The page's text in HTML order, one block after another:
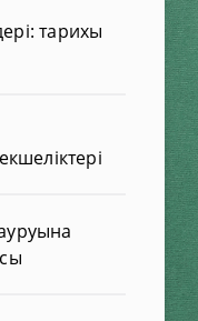
тарихы